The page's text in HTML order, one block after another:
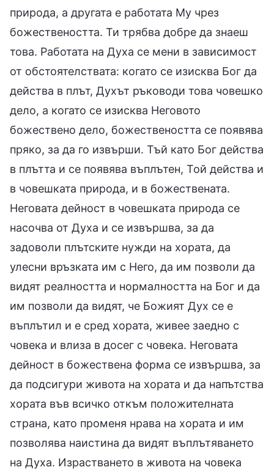
природа, а другата е работата Му чрез
божествеността. Ти трябва добре да знаеш
това. Работата на Духа се мени в зависимост
от обстоятелствата: когато се изисква Бог да
действа в плът, Духът ръководи това човешко
дело, а когато се изисква Неговото
божествено дело, божествеността се появява
пряко, за да го извърши. Тъй като Бог действа
в плътта и се появява въплътен, Той действа и
в човешката природа, и в божествената.
Неговата дейност в човешката природа се
насочва от Духа и се извършва, за да
задоволи плътските нужди на хората, да
улесни връзката им с Него, да им позволи да
видят реалността и нормалността на Бог и да
им позволи да видят, че Божият Дух се е
въплътил и е сред хората, живее заедно с
човека и влиза в досег с човека. Неговата
дейност в божествена форма се извършва, за
да подсигури живота на хората и да напътства
хората във всичко откъм положителната
страна, като променя нрава на хората и им
позволява наистина да видят въплътяването
на Духа. Израстването в живота на човека